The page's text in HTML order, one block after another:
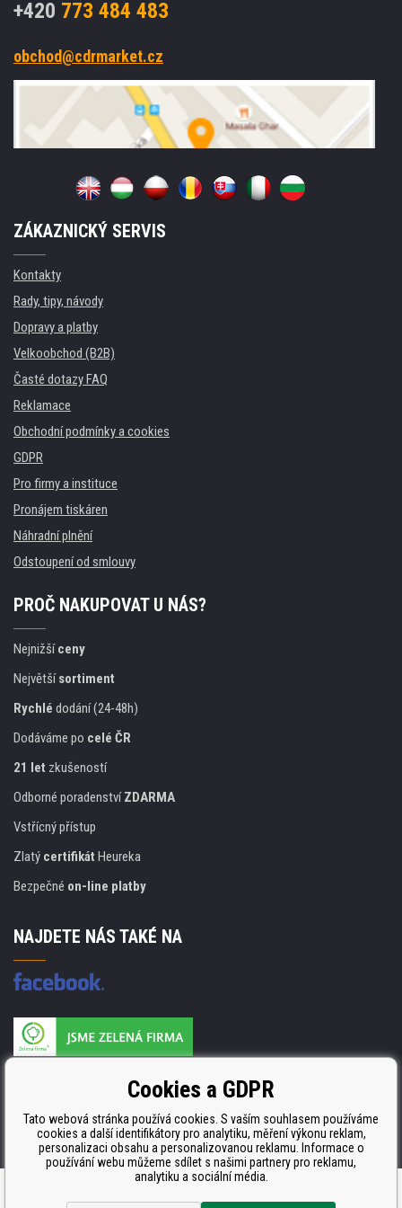
+420 773 484 483
obchod@cdrmarket.cz
ZÁKAZNICKÝ SERVIS
Kontakty
Rady, tipy, návody
Dopravy a platby
Velkoobchod (B2B)
Časté dotazy FAQ
Reklamace
Obchodní podmínky a cookies
GDPR
Pro firmy a instituce
Pronájem tiskáren
Náhradní plnění
Odstoupení od smlouvy
PROČ NAKUPOVAT U NÁS?
Nejnižšíceny
Největšísortiment
Rychlé dodání (24-48h)
Dodáváme po celé ČR
21 let zkušeností
Odborné poradenstvíZDARMA
Vstřícný přístup
Zlatý certifikát Heureka
Bezpečné on-line platby
NAJDETE NÁS TAKÉ NA
ISO 9001. ISO 14001 a STMC.
Internetové obchodyawww stránky:BINARGON.cz
Cookies a GDPR
Tato webová stránka používá cookies. S vaším souhlasem používáme
cookies a další identifikátory pro analytiku, měření výkonu reklam,
personalizaci obsahu a personalizovanou reklamu. Informace o
používání webu můžeme sdílet s našimi partnery pro reklamu,
analytiku a sociální média.